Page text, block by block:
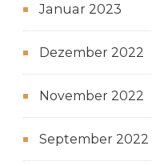
Januar 2023
Dezember 2022
November 2022
September 2022